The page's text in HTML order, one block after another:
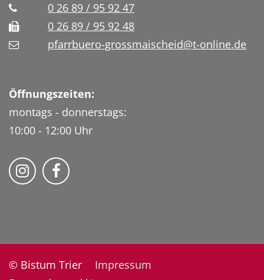
0 26 89 / 95 92 47
0 26 89 / 95 92 48
pfarrbuero-grossmaischeid@t-online.de
Öffnungszeiten:
montags - donnerstags:
10:00 - 12:00 Uhr
Folge uns auf Instragram
Fogle uns auf Facebook
© Bistum Trier
Impressum